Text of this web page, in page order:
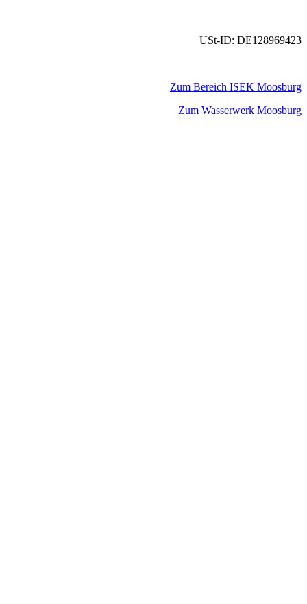
USt-ID: DE128969423
Zum Bereich ISEK Moosburg
Zum Wasserwerk Moosburg